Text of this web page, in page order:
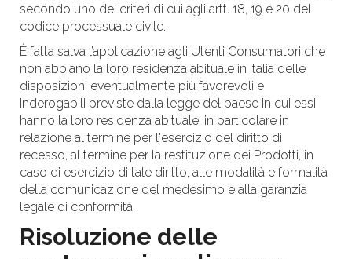
secondo uno dei criteri di cui agli artt. 18, 19 e 20 del
codice processuale civile.
È fatta salva l’applicazione agli Utenti Consumatori che
non abbiano la loro residenza abituale in Italia delle
disposizioni eventualmente più favorevoli e
inderogabili previste dalla legge del paese in cui essi
hanno la loro residenza abituale, in particolare in
relazione al termine per l'esercizio del diritto di
recesso, al termine per la restituzione dei Prodotti, in
caso di esercizio di tale diritto, alle modalità e formalità
della comunicazione del medesimo e alla garanzia
legale di conformità.
Risoluzione delle